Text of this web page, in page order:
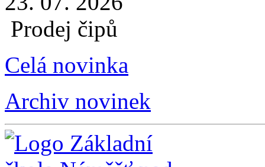
Prodej čipů
Celá novinka
Archiv novinek